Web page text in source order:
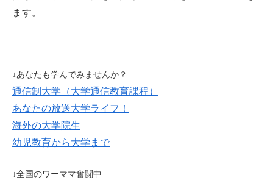
ます。
↓あなたも学んでみませんか？
通信制大学（大学通信教育課程）
あなたの放送大学ライフ！
海外の大学院生
幼児教育から大学まで
↓全国のワーママ奮闘中